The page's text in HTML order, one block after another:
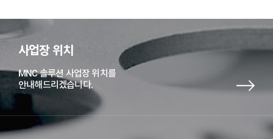
사업장 위치
MNC 솔루션 사업장 위치를
안내해드리겠습니다.